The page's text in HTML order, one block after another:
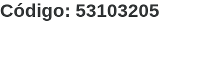
Código: 53103205